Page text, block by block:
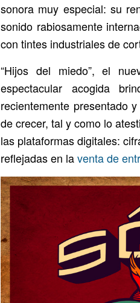
sonora muy especial: su
sonido rabiosamente
con tintes industriales de
“Hijos del miedo”, el
espectacular acogida
recientemente presentado
de crecer, tal y como lo
las plataformas digitales:
reflejadas en laventa de